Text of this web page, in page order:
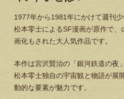
1977年から1981年にかけて週刊
松本零士によるSF漫画が原作で
画化もされた大人気作品です。
本作は宮沢賢治の「銀河鉄道の夜
松本零士独自の宇宙観と物語が展
動的な要素が魅力です。